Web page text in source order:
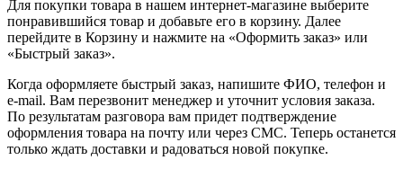
Для покупки товара в нашем интернет-магазине выберите
понравившийся товар и добавьте его в корзину. Далее
перейдите в Корзину и нажмите на «Оформить заказ» или
«Быстрый заказ».
Когда оформляете быстрый заказ, напишите ФИО, телефон и
e-mail. Вам перезвонит менеджер и уточнит условия заказа.
По результатам разговора вам придет подтверждение
оформления товара на почту или через СМС. Теперь останется
только ждать доставки и радоваться новой покупке.